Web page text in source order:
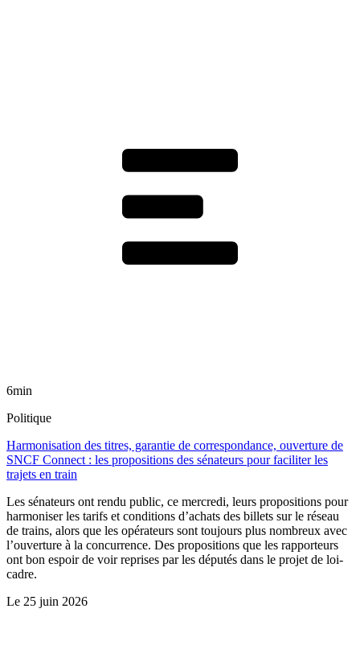
6min
Politique
Harmonisation des titres, garantie de correspondance, ouverture de
SNCF Connect : les propositions des sénateurs pour faciliter les
trajets en train
Les sénateurs ont rendu public, ce mercredi, leurs propositions pour
harmoniser les tarifs et conditions d’achats des billets sur le réseau
de trains, alors que les opérateurs sont toujours plus nombreux avec
l’ouverture à la concurrence. Des propositions que les rapporteurs
ont bon espoir de voir reprises par les députés dans le projet de loi-
cadre.
Le 25 juin 2026